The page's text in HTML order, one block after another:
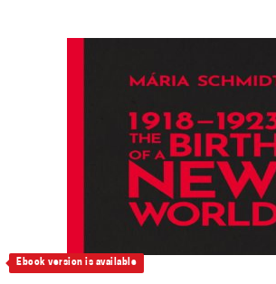
Ebook version is available